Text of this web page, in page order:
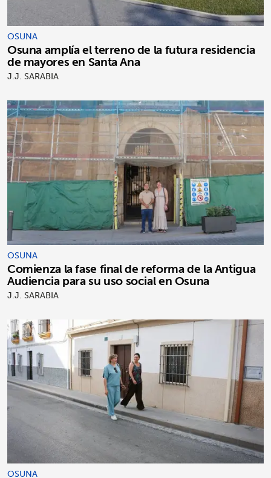
OSUNA
Osuna amplía el terreno de la futura residencia
de mayores en Santa Ana
J.J. SARABIA
OSUNA
Comienza la fase final de reforma de la Antigua
Audiencia para su uso social en Osuna
J.J. SARABIA
OSUNA